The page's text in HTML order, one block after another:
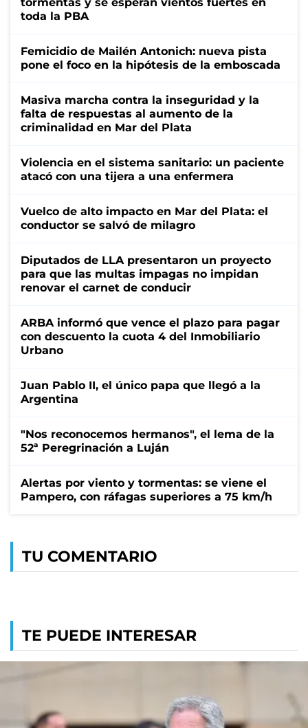
toda la PBA
Femicidio de Mailén Antonich: nueva pista
pone el foco en la hipótesis de la emboscada
Masiva marcha contra la inseguridad y la
falta de respuestas al aumento de la
criminalidad en Mar del Plata
Violencia en el sistema sanitario: un paciente
atacó con una tijera a una enfermera
Vuelco de alto impacto en Mar del Plata: el
conductor se salvó de milagro
Diputados de LLA presentaron un proyecto
para que las multas impagas no impidan
renovar el carnet de conducir
ARBA informó que vence el plazo para pagar
con descuento la cuota 4 del Inmobiliario
Urbano
Juan Pablo II, el único papa que llegó a la
Argentina
"Nos reconocemos hermanos", el lema de la
52ª Peregrinación a Luján
Alertas por viento y tormentas: se viene el
Pampero, con ráfagas superiores a 75 km/h
TU COMENTARIO
TE PUEDE INTERESAR